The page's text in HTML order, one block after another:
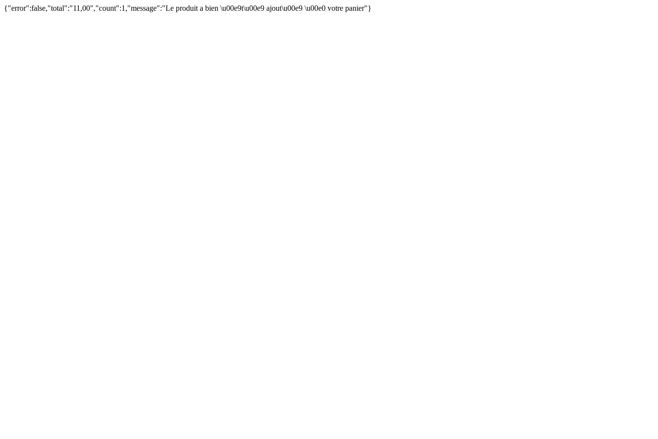
{"error":false,"total":"11,00","count":1,"message":"Le produit a bien \u00e9t\u00e9 ajout\u00e9 \u00e0 votre panier"}